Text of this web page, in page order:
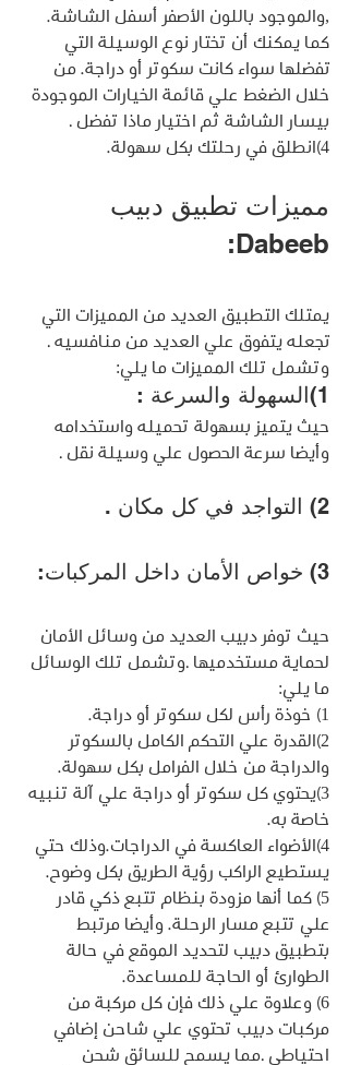
,والموجود باللون الأصفر أسفل الشاشة.
كما يمكنك أن تختار نوع الوسيلة التي
تفضلها سواء كانت سكوتر أو دراجة. من
خلال الضغط علي قائمة الخيارات الموجودة
بيسار الشاشة ثم اختيار ماذا تفضل .
4)انطلق في رحلتك بكل سهولة.
مميزات تطبيق دبيب
Dabeeb:
يمتلك التطبيق العديد من المميزات التي
تجعله يتفوق علي العديد من منافسيه .
وتشمل تلك المميزات ما يلي:
1)السهولة والسرعة :
حيث يتميز بسهولة تحميله واستخدامه
وأيضا سرعة الحصول علي وسيلة نقل .
2) التواجد في كل مكان .
3) خواص الأمان داخل المركبات:
حيث توفر دبيب العديد من وسائل الأمان
لحماية مستخدميها .وتشمل تلك الوسائل
ما يلي:
1) خوذة رأس لكل سكوتر أو دراجة.
2)القدرة علي التحكم الكامل بالسكوتر
والدراجة من خلال الفرامل بكل سهولة.
3)يحتوي كل سكوتر أو دراجة علي آلة تنبيه
خاصة به.
4)الأضواء العاكسة في الدراجات.وذلك حتي
يستطيع الراكب رؤية الطريق بكل وضوح.
5) كما أنها مزودة بنظام تتبع ذكي قادر
علي تتبع مسار الرحلة. وأيضا مرتبط
بتطبيق دبيب لتحديد الموقع في حالة
الطوارئ أو الحاجة للمساعدة.
6) وعلاوة علي ذلك فإن كل مركبة من
مركبات دبيب تحتوي علي شاحن إضافي
احتياطي .مما يسمح للسائق شحن